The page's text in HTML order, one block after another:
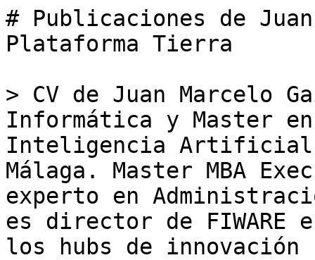
# Publicaciones de
Plataforma Tierra
> CV de Juan Marcelo
Informática y Master
Inteligencia Artificial
Málaga. Master MBA
experto en
es director de
los hubs de innovación